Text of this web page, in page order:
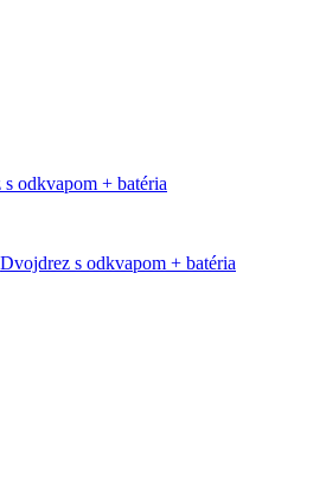
odkvapom + batéria
Dvojdrez s odkvapom + batéria